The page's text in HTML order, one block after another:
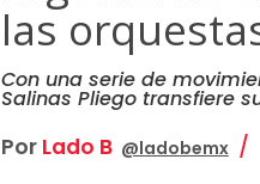
las
Con una serie de
Salinas Pliego transfiere
Por Lado B @ladobemx